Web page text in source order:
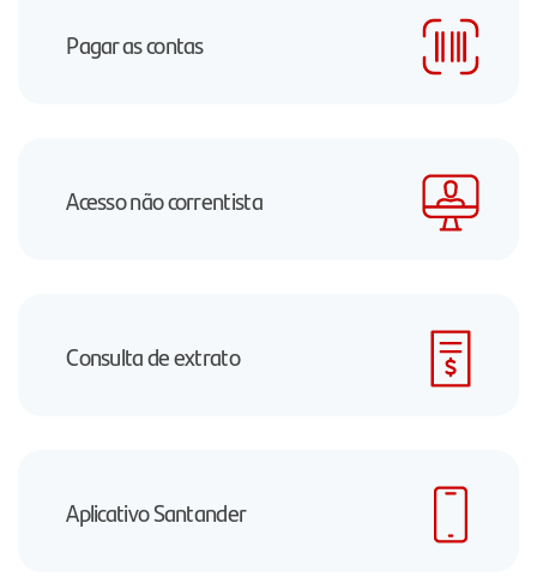
Pagar as contas
Acesso não correntista
Consulta de extrato
Aplicativo Santander